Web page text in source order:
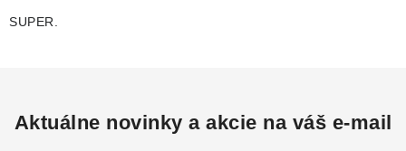
SUPER.
Aktuálne novinky a akcie na váš e-mail